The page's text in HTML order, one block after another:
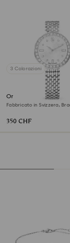
3 Colorazioni
Orologio Matrix tennis
Fabbricato in Svizzera,
350 CHF